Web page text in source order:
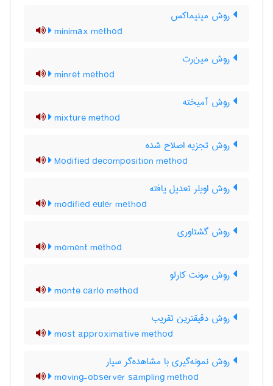
روش مینیماکس
minimax method
روش مین‌رت
minret method
روش آمیخته
mixture method
روش تجزیه اصلاح شده
Modified decomposition method
روش اویلر تعدیل یافته
modified euler method
روش گشتاوری
moment method
روش مونت کارلو
monte carlo method
روش دقیقترین تقریب
most approximative method
روش نمونه‌گیری با مشاهده‌گر سیار
moving-observer sampling method